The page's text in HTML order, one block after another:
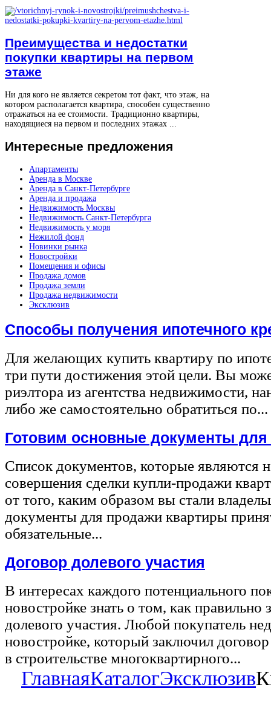
Преимущества и недостатки
покупки квартиры на первом
этаже
Ни для кого не является секретом тот факт, что этаж, на
котором располагается квартира, способен существенно
отражаться на ее стоимости. Традиционно квартиры,
находящиеся на первом и последних этажах ...
Интересные предложения
Апартаменты
Аренда в Москве
Аренда в Санкт-Петербурге
Аренда и продажа
Недвижимость Москвы
Недвижимость Санкт-Петербурга
Недвижимость у моря
Нежилой фонд
Новинки рынка
Новостройки
Помещения и офисы
Продажа домов
Продажа земли
Продажа недвижимости
Эксклюзив
Способы получения ипотечного
Для желающих купить квартиру по
три пути достижения этой цели. Вы
риэлтора из агентства недвижимости,
либо же самостоятельно обратиться по...
Готовим основные документы
Список документов, которые являются
совершения сделки купли-продажи
от того, каким образом вы стали
документы для продажи квартиры
обязательные...
Договор долевого участия
В интересах каждого потенциального
новостройке знать о том, как правильно
долевого участия. Любой покупатель
новостройке, который заключил
в строительстве многоквартирного...
ГлавнаяКаталогЭксклюзив